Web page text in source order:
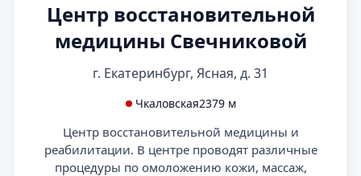
Центр восстановительной
медицины Свечниковой
г. Екатеринбург, Ясная, д. 31
Чкаловская2379 м
Центр восстановительной медицины и
реабилитации. В центре проводят различные
процедуры по омоложению кожи, массаж,